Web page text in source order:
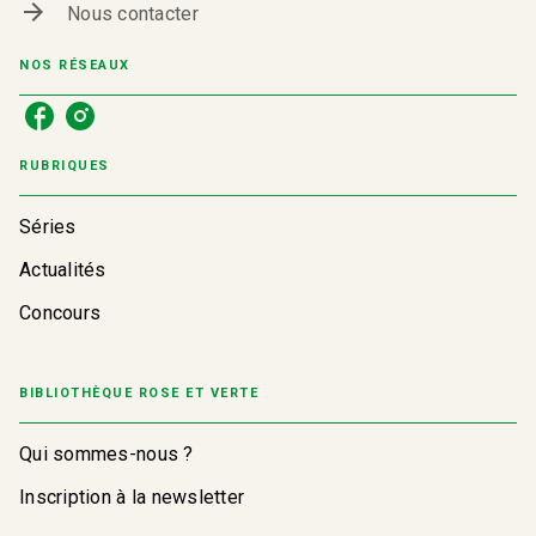
arrow_forward Nous contacter
NOS RÉSEAUX
RUBRIQUES
Séries
Actualités
Concours
BIBLIOTHÈQUE ROSE ET VERTE
Qui sommes-nous ?
Inscription à la newsletter